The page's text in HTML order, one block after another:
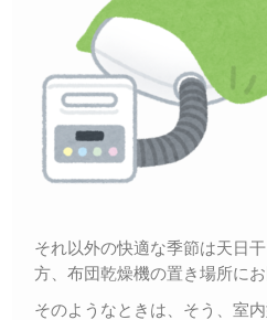
それ以外の快適な季節は天日
方、布団乾燥機の置き場所に
そのようなときは、そう、室